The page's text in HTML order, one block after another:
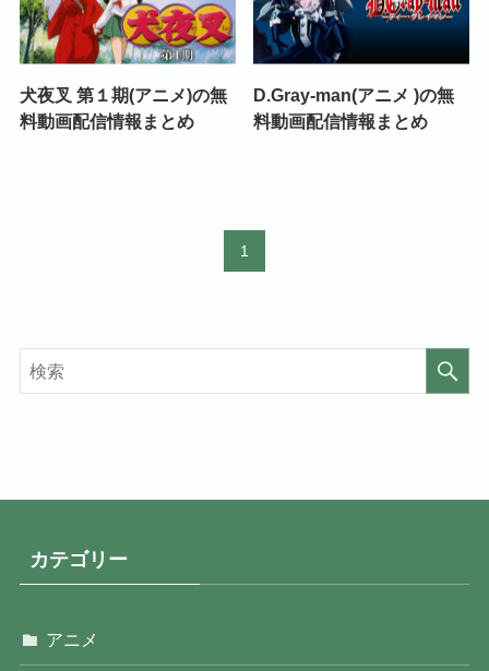
犬夜叉 第１期(アニメ)の無
料動画配信情報まとめ
D.Gray-man(アニメ )の無
料動画配信情報まとめ
1
カテゴリー
アニメ